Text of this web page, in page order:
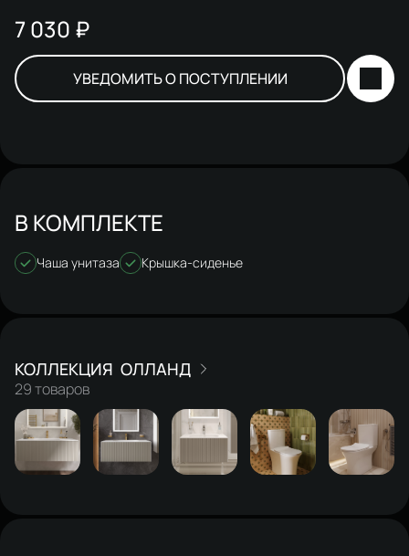
7 030 ₽
УВЕДОМИТЬ О ПОСТУПЛЕНИИ
В КОМПЛЕКТЕ
Чаша унитаза Крышка-сиденье
ОЛЛАНД
29 товаров